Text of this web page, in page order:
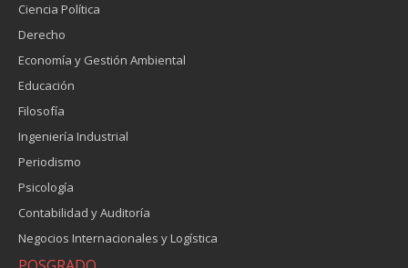
Ciencia Política
Derecho
Economía y Gestión Ambiental
Educación
Filosofía
Ingeniería Industrial
Periodismo
Psicología
Contabilidad y Auditoría
Negocios Internacionales y Logística